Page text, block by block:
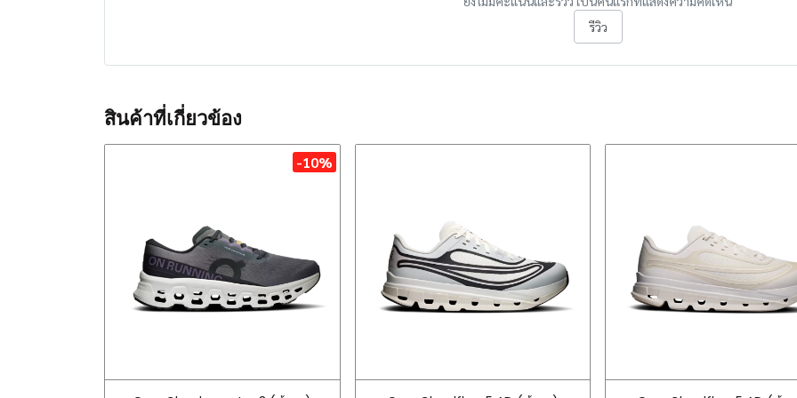
รีวิว
สินค้าที่เกี่ยวข้อง
-10%